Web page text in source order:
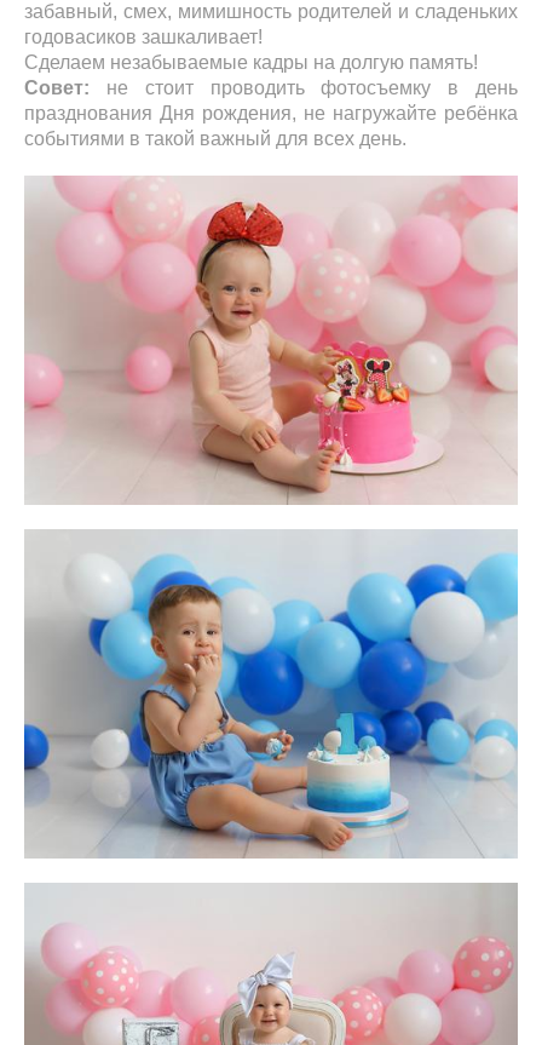
забавный, смех, мимишность родителей и сладеньких
годовасиков зашкаливает!
Сделаем незабываемые кадры на долгую память!
Совет: не стоит проводить фотосъемку в день
празднования Дня рождения, не нагружайте ребёнка
событиями в такой важный для всех день.